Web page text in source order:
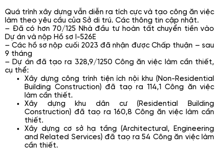
Quá trình xây dựng vẫn diễn ra tích cực và tạo công ăn việc
làm theo yêu cầu của Sở di trú. Các thông tin cập nhật.
– Đã có hơn 70/125 Nhà đầu tư hoàn tất chuyển tiền vào
Dự án và nộp Hồ sơ I-526E
–Các hồ sơ nộp cuối 2023 đã nhận được Chấp thuận – sau
9 tháng
– Dự án đã tạo ra 328,9/1250 Công ăn việc làm cần thiết,
cụ thể:
Xây dựng công trình tiện ích nội khu (Non-Residential
Building Construction) đã taọ ra 114,1 Công ăn việc
làm cần thiết.
Xây dựng khu dân cư (Residential Building
Construction) đã taọ ra 160,8 Công ăn việc làm cần
thiết.
Xây dựng cơ sở hạ tầng (Architectural, Engineering
and Related Services) đã taọ ra 54 Công ăn việc làm
cần thiết.